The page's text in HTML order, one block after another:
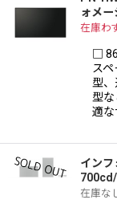
ォメ
在庫わ
□
ス
型、
型な
適
インフ
在庫な